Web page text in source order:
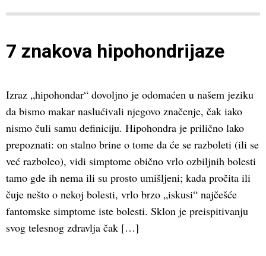
7 znakova hipohondrijaze
Izraz „hipohondar“ dovoljno je odomaćen u našem jeziku
da bismo makar naslućivali njegovo značenje, čak iako
nismo čuli samu definiciju. Hipohondra je prilično lako
prepoznati: on stalno brine o tome da će se razboleti (ili se
već razboleo), vidi simptome obično vrlo ozbiljnih bolesti
tamo gde ih nema ili su prosto umišljeni; kada pročita ili
čuje nešto o nekoj bolesti, vrlo brzo „iskusi“ najčešće
fantomske simptome iste bolesti. Sklon je preispitivanju
svog telesnog zdravlja čak […]